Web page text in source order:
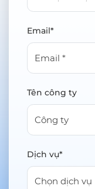
Email*
Tên công ty
Dịch vụ*
Chọn dịch vụ